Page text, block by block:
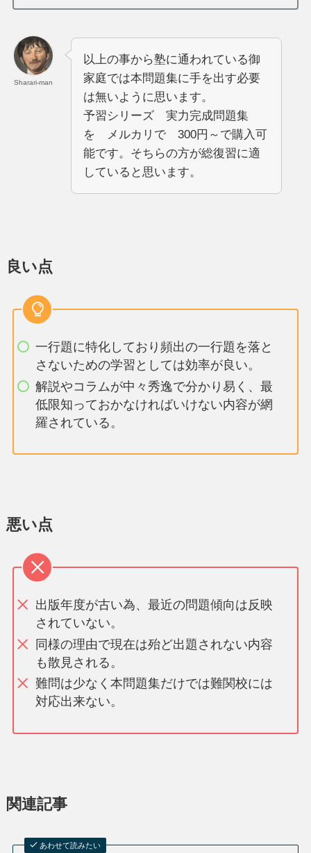
Sharari-man
以上の事から塾に通われている御
家庭では本問題集に手を出す必要
は無いように思います。
予習シリーズ 実力完成問題集
を メルカリで 300円～で購入可
能です。そちらの方が総復習に適
していると思います。
良い点
一行題に特化しており頻出の一行題を落と
さないための学習としては効率が良い。
解説やコラムが中々秀逸で分かり易く、最
低限知っておかなければいけない内容が網
羅されている。
悪い点
出版年度が古い為、最近の問題傾向は反映
されていない。
同様の理由で現在は殆ど出題されない内容
も散見される。
難問は少なく本問題集だけでは難関校には
対応出来ない。
関連記事
あわせて読みたい